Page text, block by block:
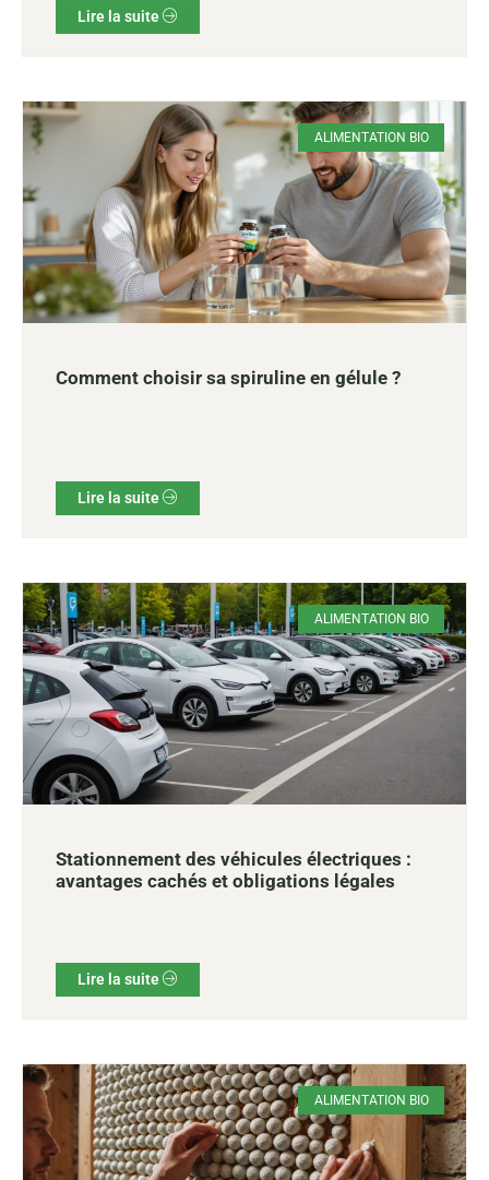
Lire la suite
ALIMENTATION BIO
Comment choisir sa spiruline en gélule ?
Lire la suite
ALIMENTATION BIO
Stationnement des véhicules électriques :
avantages cachés et obligations légales
Lire la suite
ALIMENTATION BIO